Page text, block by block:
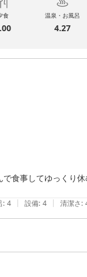
食 温泉・お風呂
4.27
食事してゆっくり
: 4 | 設備: 4 | 清潔さ: